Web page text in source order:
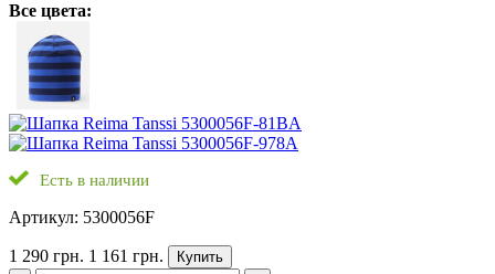
Все цвета:
Есть в наличии
Артикул: 5300056F
1 290 грн. 1 161 грн.
Купить